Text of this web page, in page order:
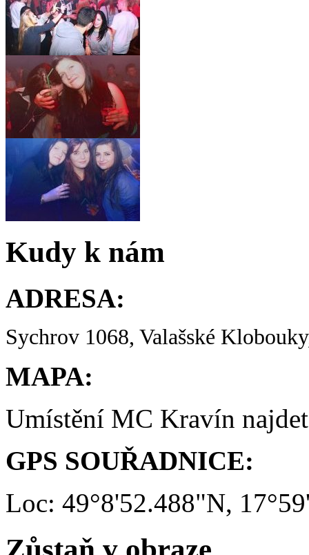
Kudy k nám
ADRESA:
Sychrov 1068, Valašské
MAPA:
Umístění MC Kravín
GPS SOUŘADNICE:
Loc: 49°8'52.488"N,